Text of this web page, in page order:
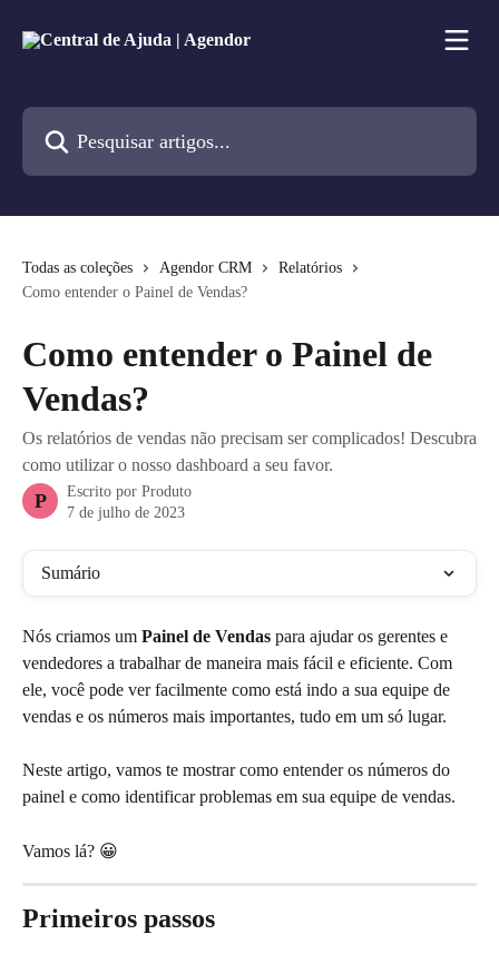
Todas as coleções Agendor CRM
Relatórios
Como entender o Painel de Vendas?
Como entender o Painel de
Vendas?
Os relatórios de vendas não precisam ser complicados! Descubra
como utilizar o nosso dashboard a seu favor.
P Escrito por Produto
7 de julho de 2023
Sumário
Nós criamos um Painel de Vendas para ajudar os gerentes e
vendedores a trabalhar de maneira mais fácil e eficiente. Com
ele, você pode ver facilmente como está indo a sua equipe de
vendas e os números mais importantes, tudo em um só lugar.
Neste artigo, vamos te mostrar como entender os números do
painel e como identificar problemas em sua equipe de vendas.
Vamos lá? 😀
Primeiros passos